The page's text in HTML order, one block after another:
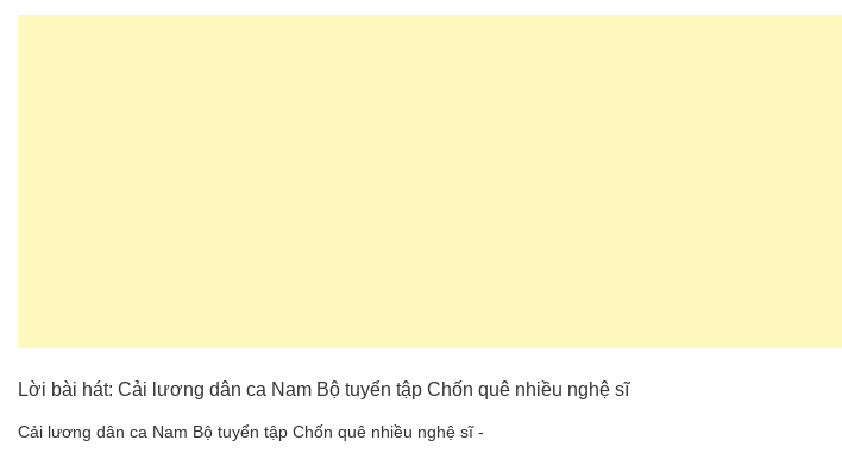
Lời bài hát: Cải lương dân ca Nam Bộ tuyển tập Chốn quê nhiều nghệ sĩ
Cải lương dân ca Nam Bộ tuyển tập Chốn quê nhiều nghệ sĩ -